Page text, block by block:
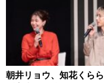
朝井リョウ、知花くら